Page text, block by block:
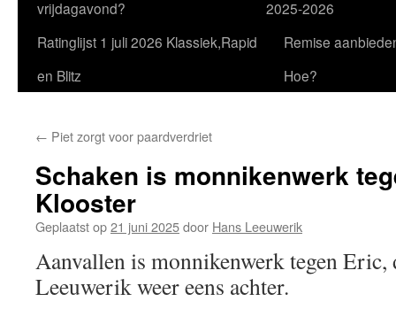
vrijdagavond?
2025-2026
Ratinglijst 1 juli 2026 Klassiek,Rapid
en Blitz
Remise
Hoe?
← Piet zorgt voor paardverdriet
Schaken is monnikenwerk
Klooster
Geplaatst op21 juni 2025door Hans Leeuwerik
Aanvallen is monnikenwerk tegen Eric,
Leeuwerik weer eens achter.